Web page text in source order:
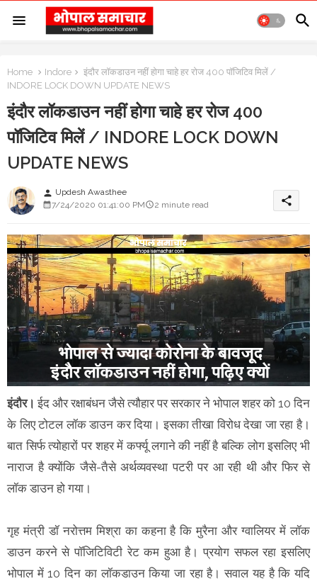
Home Indore
इंदौर लॉकडाउन नहीं होगा चाहे हर रोज 400 पॉजिटिव मिलें /
INDORE LOCK DOWN UPDATE NEWS
इंदौर लॉकडाउन नहीं होगा चाहे हर रोज 400
पॉजिटिव मिलें / INDORE LOCK DOWN
UPDATE NEWS
person Updesh Awasthee
7/24/2020 01:41:00 PM
2 minute read share
इंदौर।ईद और रक्षाबंधन जैसे त्यौहार पर सरकार ने भोपाल शहर को 10 दिन
के लिए टोटल लॉक डाउन कर दिया। इसका तीखा विरोध देखा जा रहा है।
बात सिर्फ त्योहारों पर शहर में कर्फ्यू लगाने की नहीं है बल्कि लोग इसलिए भी
नाराज है क्योंकि जैसे-तैसे अर्थव्यवस्था पटरी पर आ रही थी और फिर से
लॉक डाउन हो गया।
गृह मंत्री डॉ नरोत्तम मिश्रा का कहना है कि मुरैना और ग्वालियर में लॉक
डाउन करने से पॉजिटिविटी रेट कम हुआ है। प्रयोग सफल रहा इसलिए
भोपाल में 10 दिन का लॉकडाउन किया जा रहा है। सवाल यह है कि यदि